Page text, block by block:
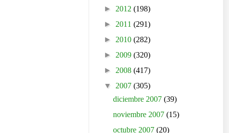
► 2012 (198)
► 2011 (291)
► 2010 (282)
► 2009 (320)
► 2008 (417)
▼ 2007 (305)
diciembre 2007(39)
noviembre 2007(15)
octubre 2007(20)